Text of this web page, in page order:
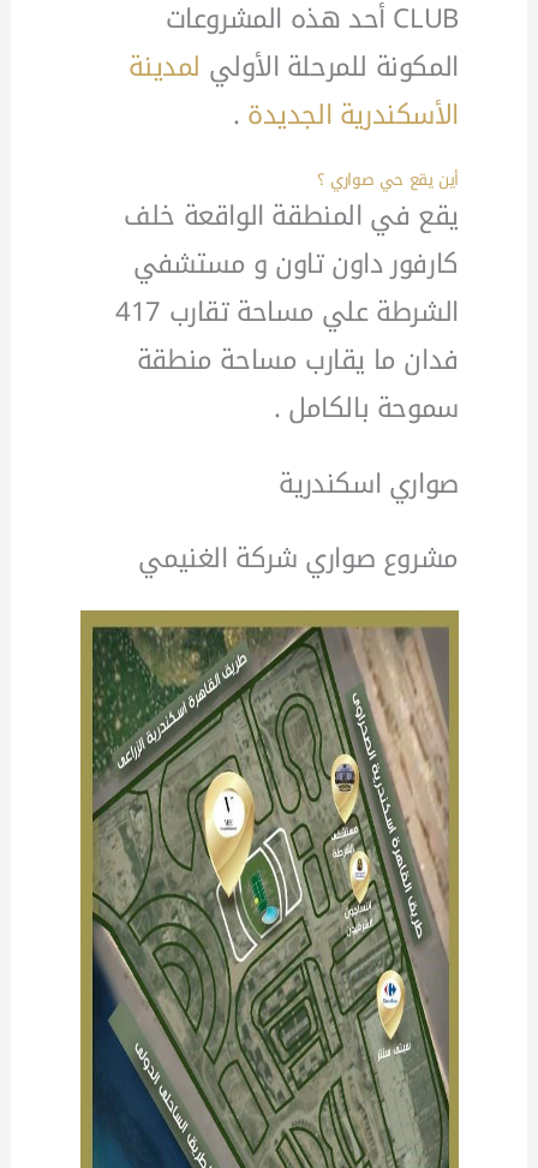
CLUB أحد هذه المشروعات
المكونة للمرحلة الأولي لمدينة
الأسكندرية الجديدة.
أين يقع حي صواري ؟
يقع في المنطقة الواقعة خلف
كارفور داون تاون و مستشفي
الشرطة علي مساحة تقارب 417
فدان ما يقارب مساحة منطقة
سموحة بالكامل .
صواري اسكندرية
مشروع صواري شركة الغنيمي